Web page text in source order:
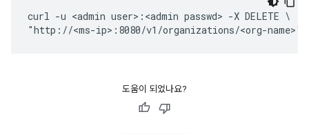
curl -u <admin user>:<admin passwd> -X DELETE \
"http://<ms-ip>:8080/v1/organizations/<org-name>"
도움이 되었나요?